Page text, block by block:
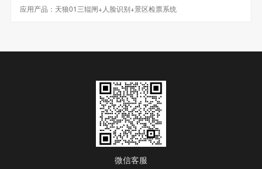
应用产品：天狼01三辊闸+人脸识别+景区检票系统
微信客服